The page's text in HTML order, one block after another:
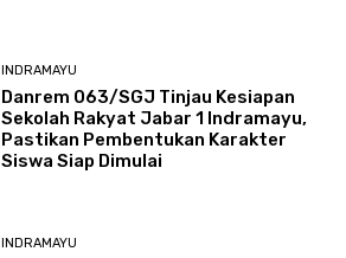
INDRAMAYU
Danrem 063/SGJ Tinjau Kesiapan
Sekolah Rakyat Jabar 1 Indramayu,
Pastikan Pembentukan Karakter
Siswa Siap Dimulai
INDRAMAYU